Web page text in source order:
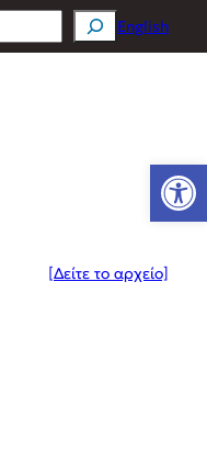
English
[Δείτε το αρχείο]